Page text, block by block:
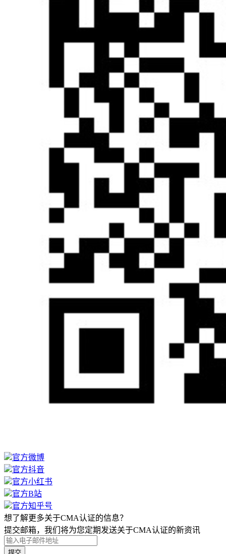
官方微博
官方抖音
官方小红书
官方B站
官方知乎号
想了解更多关于CMA认证的信息？
提交邮箱，我们将为您定期发送关于CMA认证的新资讯